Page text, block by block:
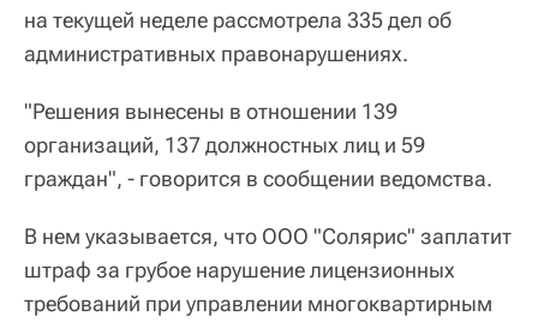
на текущей неделе рассмотрела 335 дел об
административных правонарушениях.
"Решения вынесены в отношении 139
организаций, 137 должностных лиц и 59
граждан", - говорится в сообщении ведомства.
В нем указывается, что ООО "Солярис" заплатит
штраф за грубое нарушение лицензионных
требований при управлении многоквартирным